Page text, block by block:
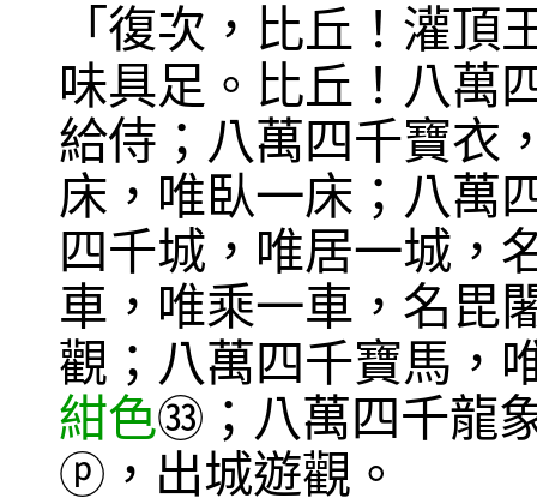
「復次，比丘！灌頂
味具足。比丘！八萬
給侍；八萬四千寶衣
床，唯臥一床；八萬
四千城，唯居一城，
車，唯乘一車，名毘
觀；八萬四千寶馬，
紺色㉝ ；八萬四千龍
ⓟ ，出城遊觀。